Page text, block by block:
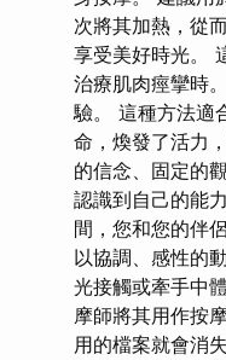
次將其加熱，從
享受美好時光。
治療肌肉痙攣時
驗。 這種方法適
命，煥發了活力
的信念、固定的
認識到自己的能
間，您和您的伴
以協調、感性的
光接觸或牽手中
摩師將其用作按
用的檔案就會消